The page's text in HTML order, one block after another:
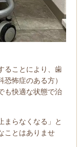
ることにより、歯
怖症のある方）
も快適な状態で治
まらなくなる」と
ことはありませ